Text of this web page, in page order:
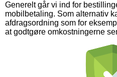
Generelt går vi ind for
mobilbetaling. Som alternativ
afdragsordning som for
at godtgøre omkostningerne